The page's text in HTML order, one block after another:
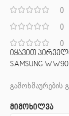
0
0
0
მიმოხილვა
იყავით
SAMSUNG
გამოხმაურების